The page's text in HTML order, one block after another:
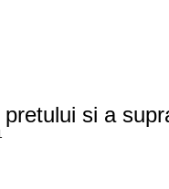
si a